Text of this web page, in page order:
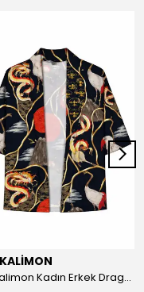
Vatkalimon Kadın Erkek Dragon Desenli %100 Pamuk Viskon Kimono